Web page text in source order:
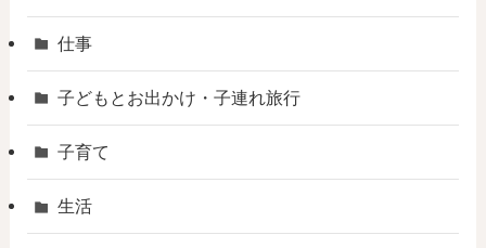
仕事
子どもとお出かけ・子連れ旅行
子育て
生活